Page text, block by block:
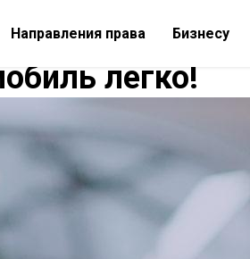
Направления права Бизнесу
легко!